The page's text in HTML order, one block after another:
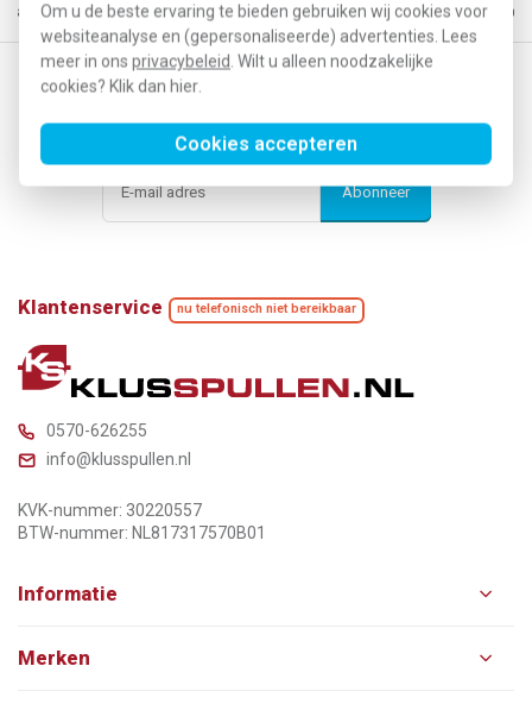
Om u de beste ervaring te bieden gebruiken wij cookies voor
websiteanalyse en (gepersonaliseerde) advertenties. Lees
meer in ons privacybeleid. Wilt u alleen noodzakelijke
cookies? Klik dan hier.
Cookies accepteren
verzending vanaf € 150 5% extra korting vanaf € 1000 Voor
Op de hoogte blijven van acties en nieuwe
ontwikkelingen?
Abonneer
Klantenservice nu telefonisch niet bereikbaar
0570-626255
info@klusspullen.nl
KVK-nummer: 30220557
BTW-nummer: NL817317570B01
Informatie
Merken